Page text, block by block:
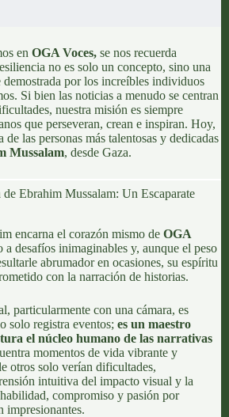
en OGA Voces, se nos recuerda
no es solo un concepto, sino una
por los increíbles individuos
Si bien las noticias a menudo se centran
nuestra misión es siempre
que perseveran, crean e inspiran. Hoy,
de las personas más talentosas y dedicadas
Mussalam, desde Gaza.
Ebrahim Mussalam: Un Escaparate
encarna el corazón mismo de OGA
a desafíos inimaginables y, aunque el peso
abrumador en ocasiones, su espíritu
con la narración de historias.
particularmente con una cámara, es
solo registra eventos; es un maestro
el núcleo humano de las narrativas
momentos de vida vibrante y
otros solo verían dificultades,
intuitiva del impacto visual y la
compromiso y pasión por
impresionantes.